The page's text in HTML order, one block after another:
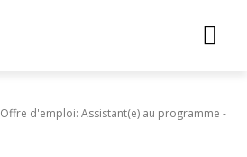
Offre d'emploi: Assistant(e) au programme -